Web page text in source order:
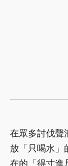
在眾多討伐聲
放「只喝水」
在的「得寸進